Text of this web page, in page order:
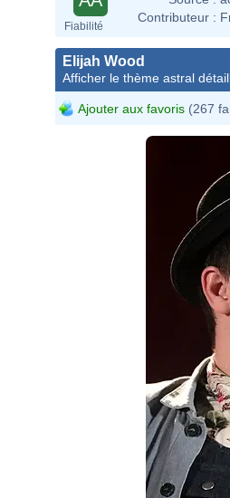
Fiabilité
Contributeur :
Elijah Wood
Afficher le thème astral
Ajouter aux favoris (267